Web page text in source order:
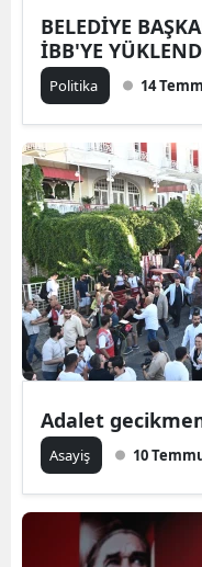
BELEDİYE
İBB'YE
Politika 14
Adalet
Asayiş 10